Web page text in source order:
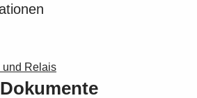
und Relais